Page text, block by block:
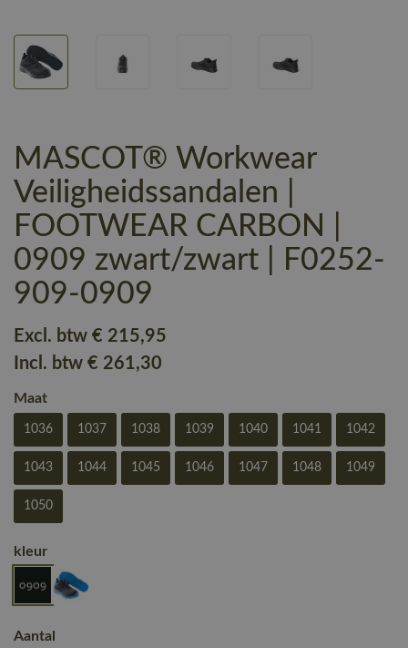
MASCOT® Workwear
Veiligheidssandalen |
FOOTWEAR CARBON |
0909 zwart/zwart | F0252-
909-0909
Excl. btw € 215,95
Incl. btw € 261,30
Maat
1036 1037 1038 1039 1040 1041 1042
1043 1044 1045 1046 1047 1048 1049
1050
kleur
Aantal